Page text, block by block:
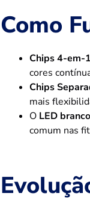
Como
Chips 4-em-
cores
Chips
mais
O LED
comum nas